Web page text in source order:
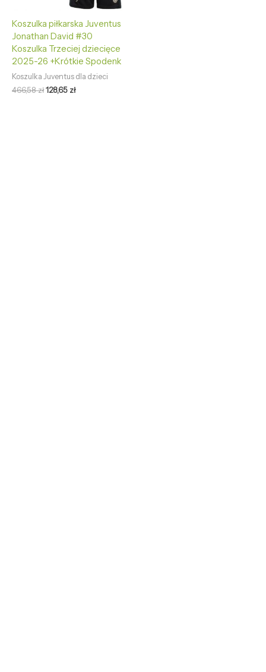
Koszulka piłkarska Juventus
Jonathan David #30
Koszulka Trzeciej dziecięce
2025-26 +Krótkie Spodenk
Koszulka Juventus dla dzieci
466,58zł128,65 zł